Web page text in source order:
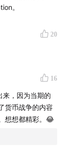
。
20
16
来，因为当期的
货币战争的内容
想想都精彩。😂